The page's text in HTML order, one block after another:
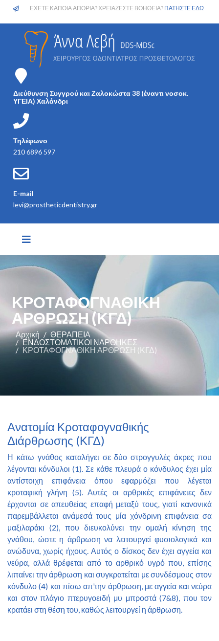
ΕΧΕΤΕ ΚΑΠΟΙΑ ΑΠΟΡΙΑ? ΧΡΕΙΑΖΕΣΤΕ ΒΟΗΘΕΙΑ? ΠΑΤΗΣΤΕ ΕΔΩ
Διεύθυνση Συγγρού και Ζαλοκώστα 38 (έναντι νοσοκ.
ΥΓΕΙΑ) Χαλάνδρι
Τηλέφωνο
210 6896 597
E-mail
levi@prostheticdentistry.gr
ΚΡΟΤΑΦΟΓΝΑΘΙΚΗ
ΑΡΘΡΩΣΗ (ΚΓΔ)
Αρχική
ΘΕΡΑΠΕΙΑ
ΕΝΔΟΣΤΟΜΑΤΙΚΟΙ ΝΑΡΘΗΚΕΣ
ΚΡΟΤΑΦΟΓΝΑΘΙΚΗ ΑΡΘΡΩΣΗ (ΚΓΔ)
Ανατομία Κροταφογναθικής
Διάρθρωσης (ΚΓΔ)
Η κάτω γνάθος καταλήγει σε δύο στρογγυλές άκρες που
λέγονται κόνδυλοι (1). Σε κάθε πλευρά ο κόνδυλος έχει μία
αντίστοιχη επιφάνεια όπου εφαρμόζει που λέγεται
κροταφική γλήνη (5). Αυτές οι αρθρικές επιφάνειες δεν
έρχονται σε απευθείας επαφή μεταξύ τους, γιατί κανονικά
παρεμβάλλεται ανάμεσά τους μία χόνδρινη επιφάνεια σα
μαξιλαράκι (2), που διευκολύνει την ομαλή κίνηση της
γνάθου, ώστε η άρθρωση να λειτουργεί φυσιολογικά και
ανώδυνα, χωρίς ήχους. Αυτός ο δίσκος δεν έχει αγγεία και
νεύρα, αλλά θρέφεται από το αρθρικό υγρό που, επίσης
λιπαίνει την άρθρωση και συγκρατείται με συνδέσμους στον
κόνδυλο (4) και πίσω απ’την άρθρωση, με αγγεία και νεύρα
και στον πλάγιο πτερυγοειδή μυ μπροστά (7&8), που τον
κρατάει στη θέση του, καθώς λειτουργεί η άρθρωση.